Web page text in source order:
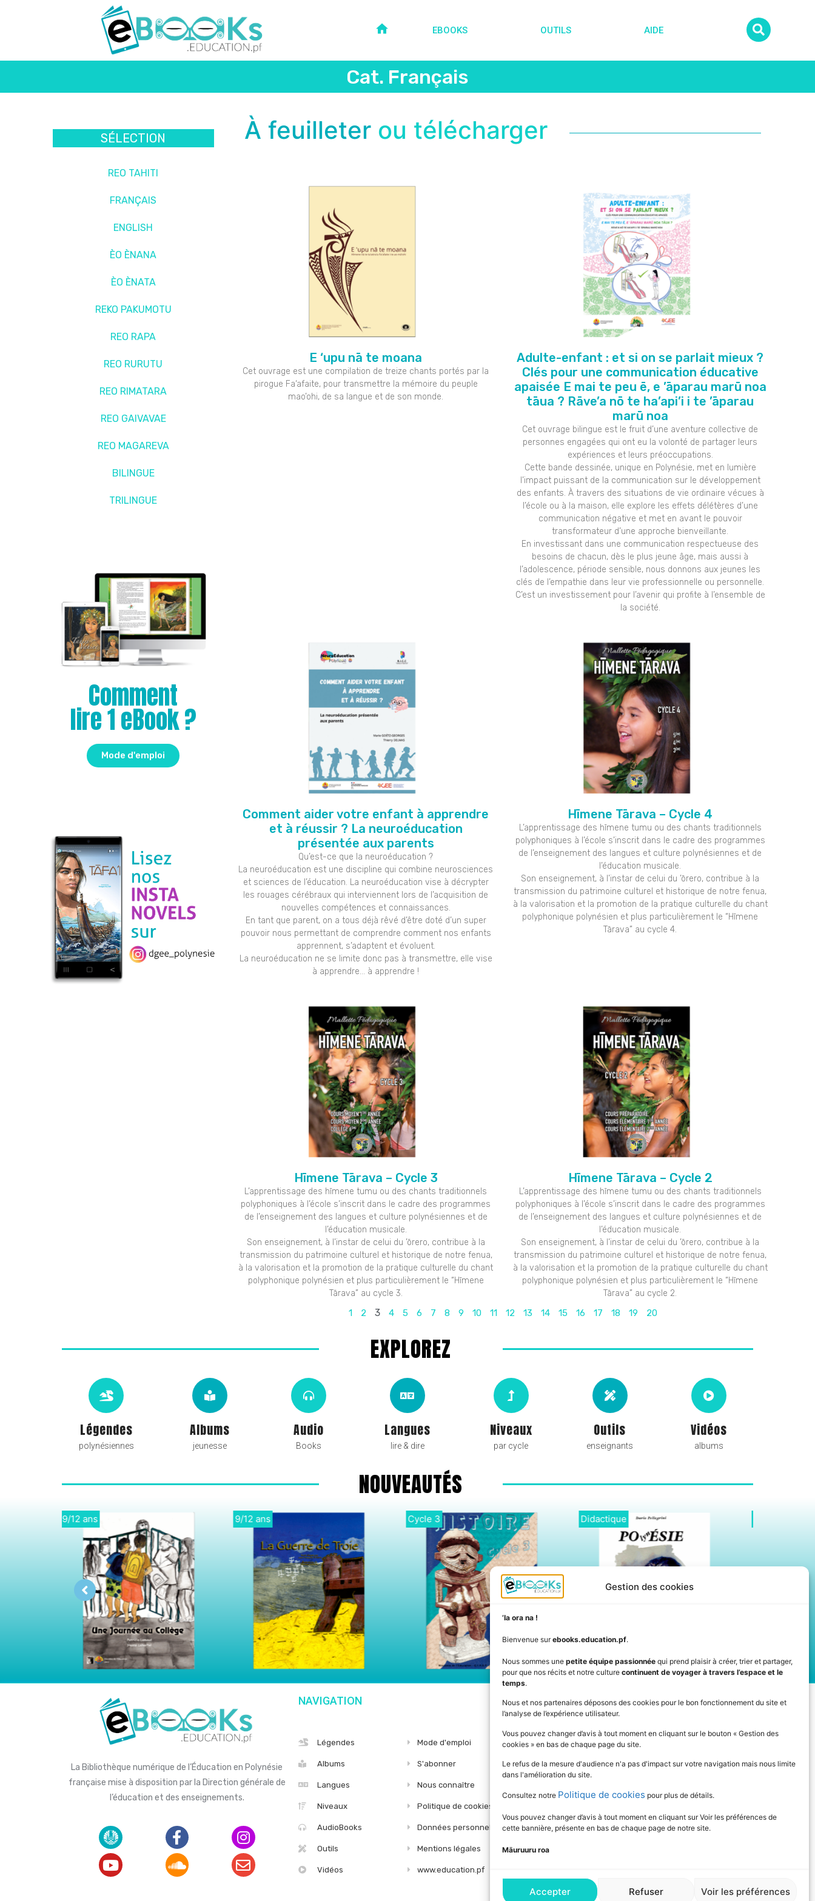
Gestion des cookies
’Ia ora na !
Bienvenue surebooks.education.pf.
Nous sommes une petite équipe passionnée qui prend plaisir à créer, trier et partager,
pour que nos récits et notre culture continuent de voyager à travers l’espace et le
temps.
Nous et nos partenaires déposons des cookies pour le bon fonctionnement du site et
l’analyse de l’expérience utilisateur.
Vous pouvez changer d’avis à tout moment en cliquant sur le bouton « Gestion des
cookies » en bas de chaque page du site.
Le refus de la mesure d'audience n'a pas d'impact sur votre navigation mais nous limite
dans l'amélioration du site.
Consultez notre Politique de cookies pour plus de détails.
Vous pouvez changer d’avis à tout moment en cliquant sur Voir les préférences de
cette bannière, présente en bas de chaque page de notre site.
Māuruuru roa
Accepter Refuser Voir les préférences
EBOOKS OUTILS AIDE
Cat. Français
SÉLECTION
REO TAHITI
FRANÇAIS
ENGLISH
ÈO ÈNANA
ÈO ÈNATA
REKO PAKUMOTU
REO RAPA
REO RURUTU
REO RIMATARA
REO GAIVAVAE
REO MAGAREVA
BILINGUE
TRILINGUE
Comment
lire 1 eBook ?
Mode d'emploi
À feuilleter ou télécharger
E ‘upu nā te moana
Cet ouvrage est une compilation de treize chants portés par la
pirogue Fa‘afaite, pour transmettre la mémoire du peuple
mao’ohi, de sa langue et de son monde.
Adulte-enfant : et si on se parlait mieux ?
Clés pour une communication éducative
apaisée E mai te peu ē, e ’āparau marū noa
tāua ? Rāve’a nō te ha’api’i i te ’āparau
marū noa
Cet ouvrage bilingue est le fruit d’une aventure collective de
personnes engagées qui ont eu la volonté de partager leurs
expériences et leurs préoccupations.
Cette bande dessinée, unique en Polynésie, met en lumière
l’impact puissant de la communication sur le développement
des enfants. À travers des situations de vie ordinaire vécues à
l’école ou à la maison, elle explore les effets délétères d’une
communication négative et met en avant le pouvoir
transformateur d’une approche bienveillante.
En investissant dans une communication respectueuse des
besoins de chacun, dès le plus jeune âge, mais aussi à
l’adolescence, période sensible, nous donnons aux jeunes les
clés de l’empathie dans leur vie professionnelle ou personnelle.
C’est un investissement pour l’avenir qui profite à l’ensemble de
la société.
Comment aider votre enfant à apprendre
et à réussir ? La neuroéducation
présentée aux parents
Qu’est-ce que la neuroéducation ?
La neuroéducation est une discipline qui combine neurosciences
et sciences de l’éducation. La neuroéducation vise à décrypter
les rouages cérébraux qui interviennent lors de l’acquisition de
nouvelles compétences et connaissances.
En tant que parent, on a tous déjà rêvé d’être doté d’un super
pouvoir nous permettant de comprendre comment nos enfants
apprennent, s’adaptent et évoluent.
La neuroéducation ne se limite donc pas à transmettre, elle vise
à apprendre… à apprendre !
Hīmene Tārava – Cycle 4
L’apprentissage des hīmene tumu ou des chants traditionnels
polyphoniques à l’école s’inscrit dans le cadre des programmes
de l’enseignement des langues et culture polynésiennes et de
l’éducation musicale.
Son enseignement, à l’instar de celui du ’ōrero, contribue à la
transmission du patrimoine culturel et historique de notre fenua,
à la valorisation et la promotion de la pratique culturelle du chant
polyphonique polynésien et plus particulièrement le “Hīmene
Tārava” au cycle 4.
Hīmene Tārava – Cycle 3
L’apprentissage des hīmene tumu ou des chants traditionnels
polyphoniques à l’école s’inscrit dans le cadre des programmes
de l’enseignement des langues et culture polynésiennes et de
l’éducation musicale.
Son enseignement, à l’instar de celui du ’ōrero, contribue à la
transmission du patrimoine culturel et historique de notre fenua,
à la valorisation et la promotion de la pratique culturelle du chant
polyphonique polynésien et plus particulièrement le “Hīmene
Tārava” au cycle 3.
Hīmene Tārava – Cycle 2
L’apprentissage des hīmene tumu ou des chants traditionnels
polyphoniques à l’école s’inscrit dans le cadre des programmes
de l’enseignement des langues et culture polynésiennes et de
l’éducation musicale.
Son enseignement, à l’instar de celui du ’ōrero, contribue à la
transmission du patrimoine culturel et historique de notre fenua,
à la valorisation et la promotion de la pratique culturelle du chant
polyphonique polynésien et plus particulièrement le “Hīmene
Tārava” au cycle 2.
1 2 3 4 5 6 7 8 9 10 11 12 13 14 15 16 17 18 19 20
EXPLOREZ
Légendes
polynésiennes
Albums
jeunesse
Audio
Books
Langues
lire & dire
Niveaux
par cycle
Outils
enseignants
Vidéos
albums
NOUVEAUTÉS
9/12 ans Cycle 3 Didactique Didactique
La Bibliothèque numérique de l’Éducation en Polynésie
française mise à disposition par la Direction générale de
l’éducation et des enseignements.
NAVIGATION
Légendes
Albums
Langues
Niveaux
AudioBooks
Outils
Vidéos
Mode d'emploi
S'abonner
Nous connaître
Politique de cookies
Données personnelles
Mentions légales
www.education.pf
SUIVEZ L'ACTUALITÉ DE L'ÉDUCATION
cookies pour plus de détails